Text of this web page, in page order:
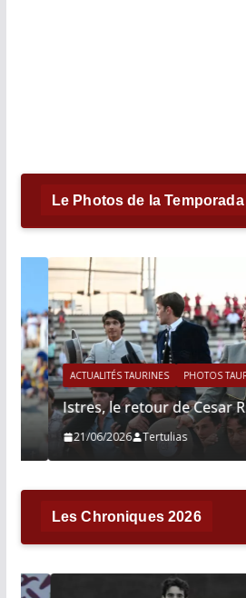
Le Photos de la Temporada
ACTUALITÉS TAURINES PHOTOS TAURINES
Istres, le retour de Cesar
21/06/2026 Tertulias
Les Chroniques 2026